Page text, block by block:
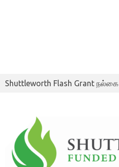
Shuttleworth Flash Grant நல்கை